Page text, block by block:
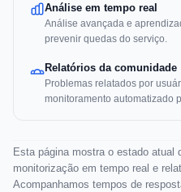
Análise em tempo real
Análise avançada e
prevenir quedas do serviço.
Relatórios da comunidade
Problemas relatados por
monitoramento automatizado
Esta página mostra o estado atual
monitorização em tempo real e
Acompanhamos tempos de